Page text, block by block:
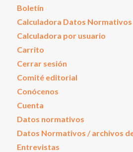
Boletín
Calculadora Datos Normativos
Calculadora por usuario
Carrito
Cerrar sesión
Comité editorial
Conócenos
Cuenta
Datos normativos
Datos Normativos / archivos
Entrevistas